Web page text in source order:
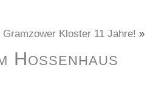
Kloster 11 Jahre! »
Hossenhaus